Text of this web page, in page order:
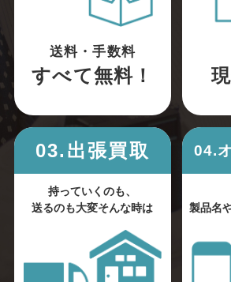
送料・手数料
すべて無料！
03.出張買取
持っていくのも、
送るのも大変そんな時は
04.
製品名